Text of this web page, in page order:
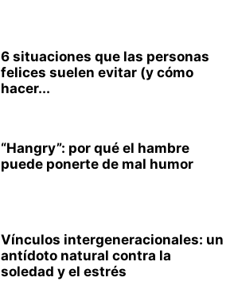
6 situaciones que las personas
felices suelen evitar (y cómo
hacer...
“Hangry”: por qué el hambre
puede ponerte de mal humor
Vínculos intergeneracionales: un
antídoto natural contra la
soledad y el estrés